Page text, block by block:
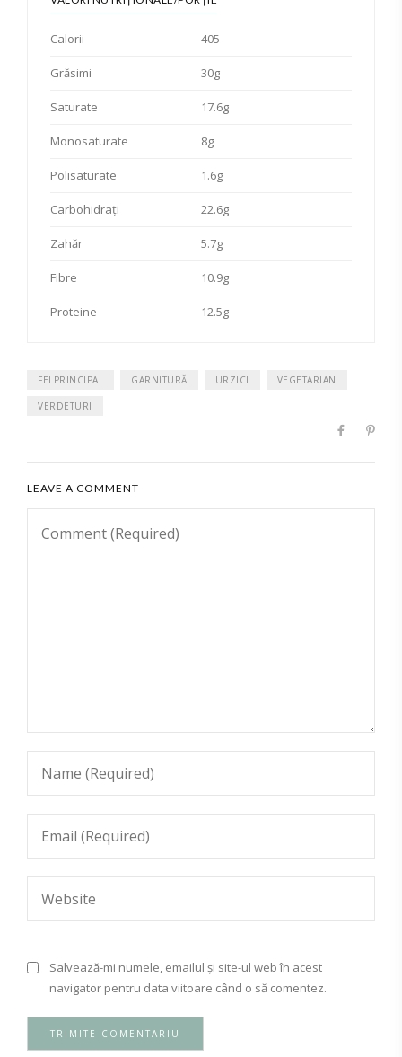
Calorii 405
Grăsimi 30g
Saturate 17.6g
Monosaturate 8g
Polisaturate 1.6g
Carbohidrați 22.6g
Zahăr 5.7g
Fibre 10.9g
Proteine 12.5g
FELPRINCIPAL GARNITURĂ URZICI VEGETARIAN
VERDETURI
LEAVE A COMMENT
Salvează-mi numele, emailul și site-ul web în acest
navigator pentru data viitoare când o să comentez.